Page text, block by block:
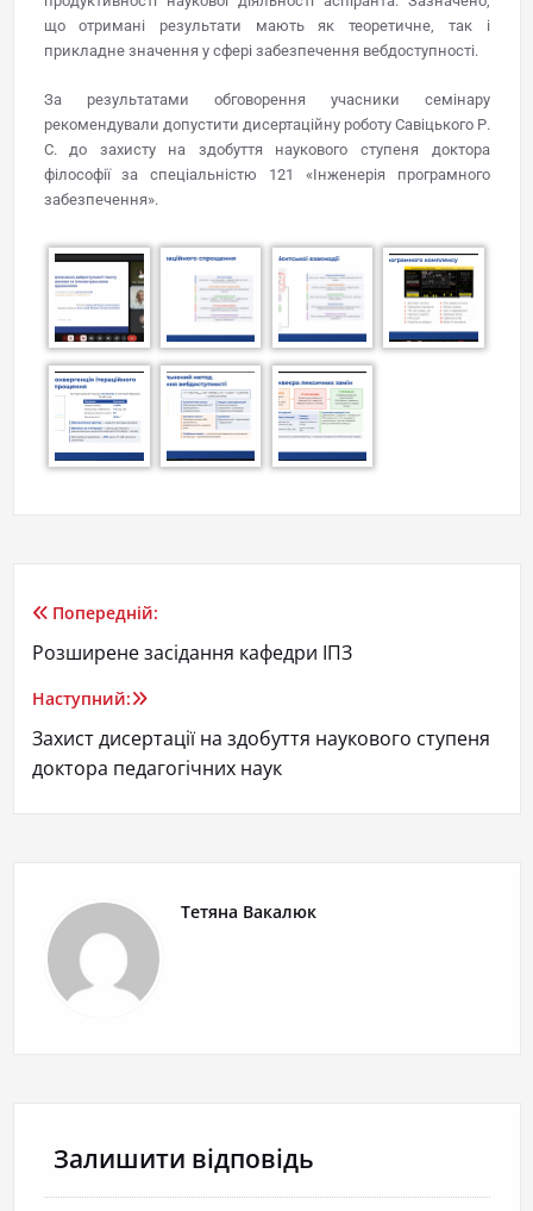
що отримані результати мають як теоретичне, так і
прикладне значення у сфері забезпечення вебдоступності.
За результатами обговорення учасники семінару
рекомендували допустити дисертаційну роботу Савіцького Р.
С. до захисту на здобуття наукового ступеня доктора
філософії за спеціальністю 121 «Інженерія програмного
забезпечення».
Попередній:
Розширене засідання кафедри ІПЗ
Наступний:
Захист дисертації на здобуття наукового ступеня
доктора педагогічних наук
Тетяна Вакалюк
Залишити відповідь